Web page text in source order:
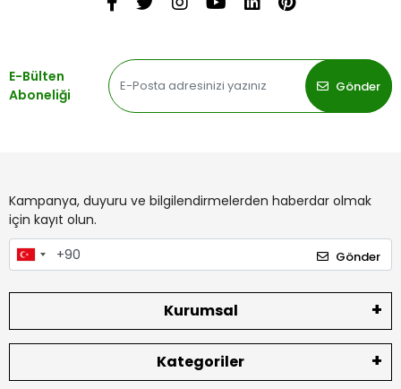
E-Bülten
Aboneliği
Gönder
Kampanya, duyuru ve bilgilendirmelerden haberdar olmak
için kayıt olun.
Gönder
Kurumsal
Kategoriler